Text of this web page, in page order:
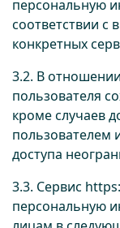
персональную
соответствии с
конкретных
3.2. В
пользователя
кроме случаев
пользователем
доступа
3.3. Сервис
персональную